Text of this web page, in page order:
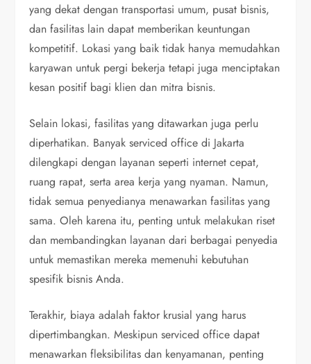
yang dekat dengan transportasi umum, pusat bisnis,
dan fasilitas lain dapat memberikan keuntungan
kompetitif. Lokasi yang baik tidak hanya memudahkan
karyawan untuk pergi bekerja tetapi juga menciptakan
kesan positif bagi klien dan mitra bisnis.
Selain lokasi, fasilitas yang ditawarkan juga perlu
diperhatikan. Banyak serviced office di Jakarta
dilengkapi dengan layanan seperti internet cepat,
ruang rapat, serta area kerja yang nyaman. Namun,
tidak semua penyedianya menawarkan fasilitas yang
sama. Oleh karena itu, penting untuk melakukan riset
dan membandingkan layanan dari berbagai penyedia
untuk memastikan mereka memenuhi kebutuhan
spesifik bisnis Anda.
Terakhir, biaya adalah faktor krusial yang harus
dipertimbangkan. Meskipun serviced office dapat
menawarkan fleksibilitas dan kenyamanan, penting